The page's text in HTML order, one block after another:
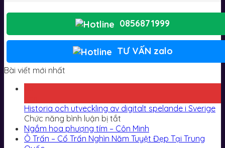
0856871999
TƯ VẤN zalo
Bài viết mới nhất
Historia och utveckling av digitalt spelande i Sverige
Chức năng bình luận bị tắt
Historia
och
Ngắm hoa phượng tím – Côn Minh
Ô Trấn – Cổ Trấn Nghìn Năm Tuyệt Đẹp Tại Trung